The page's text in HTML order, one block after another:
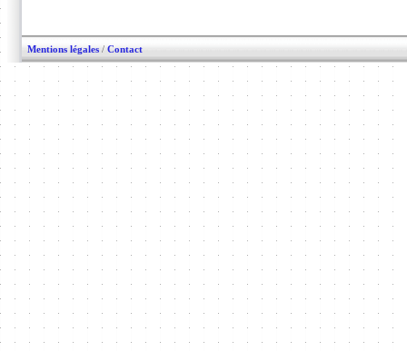
Mentions légales / Contact